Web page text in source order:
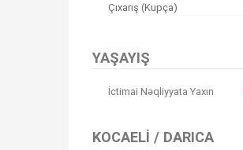
Çıxarış (Kupça)
YAŞAYIŞ
İctimai Nəqliyyata Yaxın
KOCAELI / DARICA